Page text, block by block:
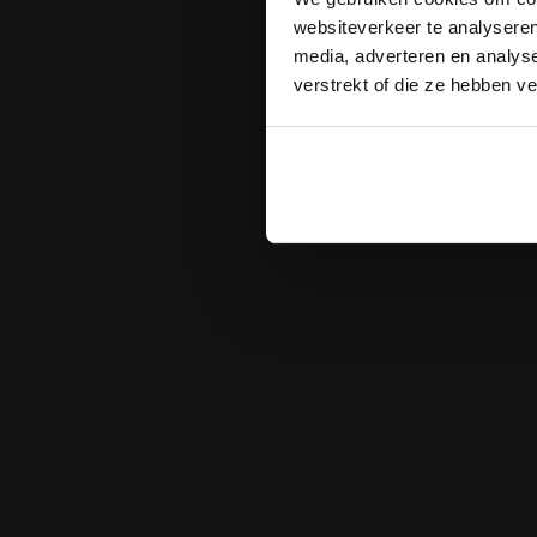
websiteverkeer te
media, adverteren en
verstrekt of die ze hebben